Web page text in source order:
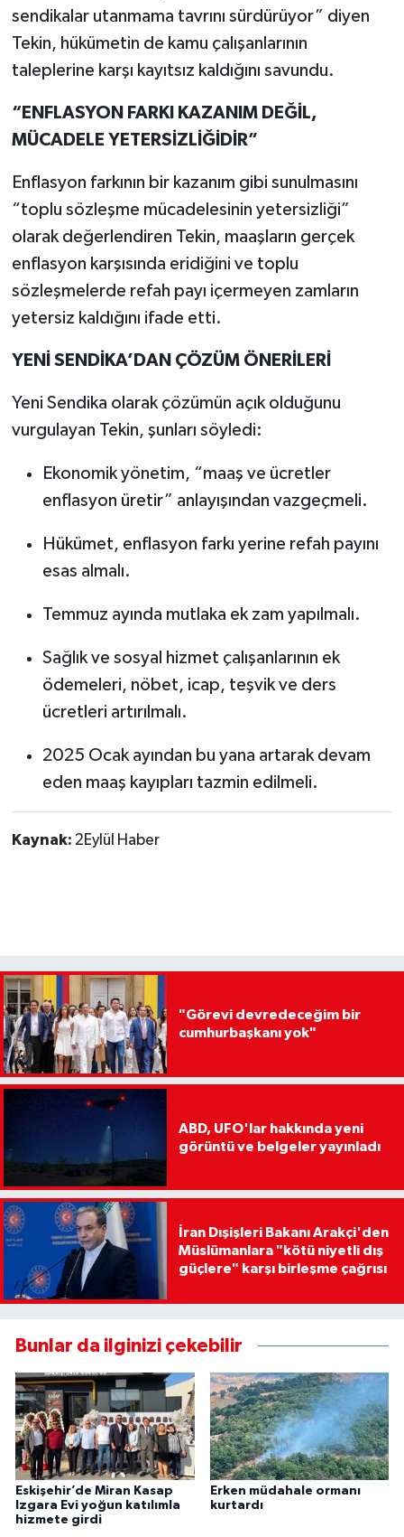
sendikalar utanmama tavrını sürdürüyor” diyen
Tekin, hükümetin de kamu çalışanlarının
taleplerine karşı kayıtsız kaldığını savundu.
“ENFLASYON FARKI KAZANIM DEĞİL,
MÜCADELE YETERSİZLİĞİDİR”
Enflasyon farkının bir kazanım gibi sunulmasını
“toplu sözleşme mücadelesinin yetersizliği”
olarak değerlendiren Tekin, maaşların gerçek
enflasyon karşısında eridiğini ve toplu
sözleşmelerde refah payı içermeyen zamların
yetersiz kaldığını ifade etti.
YENİ SENDİKA’DAN ÇÖZÜM ÖNERİLERİ
Yeni Sendika olarak çözümün açık olduğunu
vurgulayan Tekin, şunları söyledi:
Ekonomik yönetim, “maaş ve ücretler
enflasyon üretir” anlayışından vazgeçmeli.
Hükümet, enflasyon farkı yerine refah payını
esas almalı.
Temmuz ayında mutlaka ek zam yapılmalı.
Sağlık ve sosyal hizmet çalışanlarının ek
ödemeleri, nöbet, icap, teşvik ve ders
ücretleri artırılmalı.
2025 Ocak ayından bu yana artarak devam
eden maaş kayıpları tazmin edilmeli.
Kaynak: 2Eylül Haber
"Görevi devredeceğim bir
cumhurbaşkanı yok"
ABD, UFO'lar hakkında yeni
görüntü ve belgeler yayınladı
İran Dışişleri Bakanı Arakçi'den
Müslümanlara "kötü niyetli dış
güçlere" karşı birleşme çağrısı
Bunlar da ilginizi çekebilir
Eskişehir’de Miran Kasap
Izgara Evi yoğun katılımla
hizmete girdi
Erken müdahale ormanı
kurtardı